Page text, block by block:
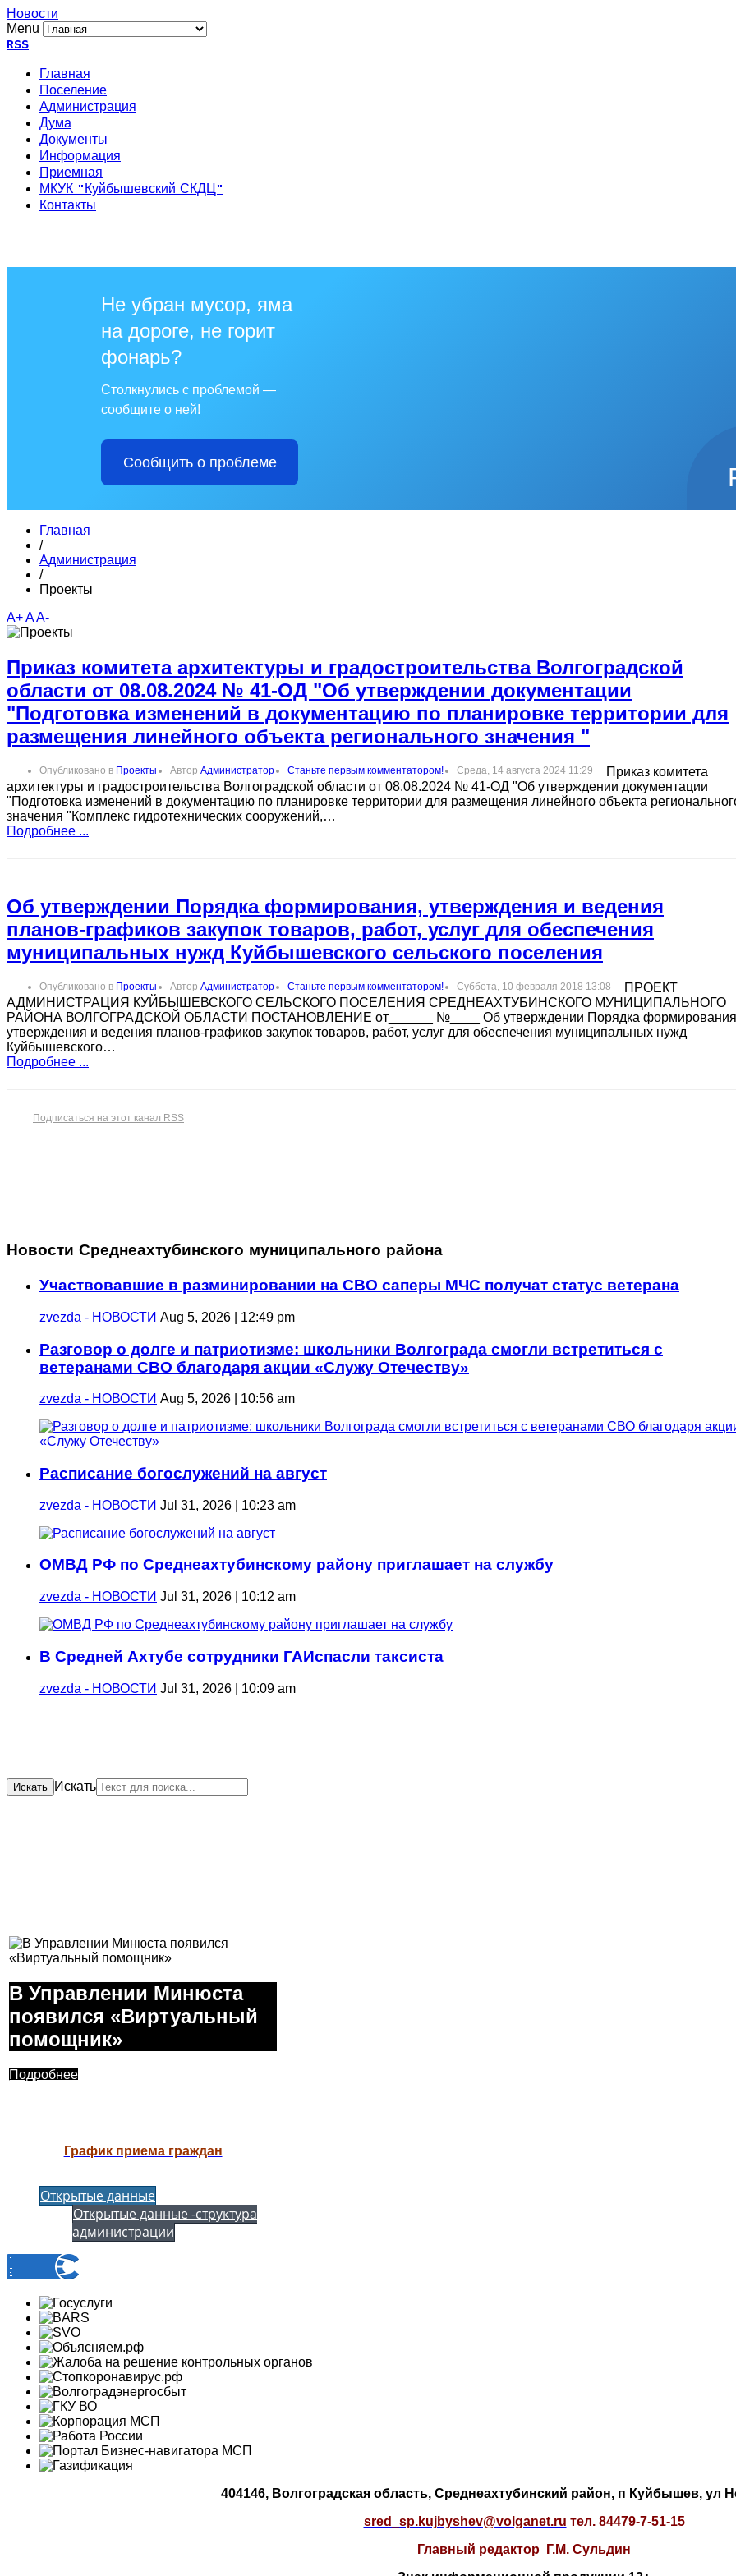
Новости
Menu
RSS
Главная
Поселение
Администрация
Дума
Документы
Информация
Приемная
МКУК "Куйбышевский СКДЦ"
Контакты
Не убран мусор, яма
на дороге, не горит
фонарь?
Столкнулись с проблемой —
сообщите о ней!
Сообщить о проблеме
Главная
/
Администрация
/
Проекты
A+AA-
Приказ комитета архитектуры и градостроительства Волгоградской
области от 08.08.2024 № 41-ОД "Об утверждении документации
"Подготовка изменений в документацию по планировке территории для
размещения линейного объекта регионального значения "
Опубликовано в Проекты Автор Администратор Станьте первым комментатором! Среда, 14 августа 2024 11:29
Приказ комитета
архитектуры и градостроительства Волгоградской области от 08.08.2024 № 41-ОД "Об утверждении документации
"Подготовка изменений в документацию по планировке территории для размещения линейного объекта
значения "Комплекс гидротехнических сооружений,…
Подробнее ...
Об утверждении Порядка формирования, утверждения и ведения
планов-графиков закупок товаров, работ, услуг для обеспечения
муниципальных нужд Куйбышевского сельского поселения
Опубликовано в Проекты Автор Администратор Станьте первым комментатором! Суббота, 10 февраля 2018 13:08
ПРОЕКТ
АДМИНИСТРАЦИЯ КУЙБЫШЕВСКОГО СЕЛЬСКОГО ПОСЕЛЕНИЯ СРЕДНЕАХТУБИНСКОГО МУНИЦИПАЛЬНОГО
РАЙОНА ВОЛГОГРАДСКОЙ ОБЛАСТИ ПОСТАНОВЛЕНИЕ от______ №____ Об утверждении Порядка
утверждения и ведения планов-графиков закупок товаров, работ, услуг для обеспечения муниципальных нужд
Куйбышевского…
Подробнее ...
Подписаться на этот канал RSS
Новости Среднеахтубинского муниципального района
Участвовавшие в разминировании на СВО саперы МЧС получат статус ветерана
zvezda - НОВОСТИ Aug 5, 2026 | 12:49 pm
Разговор о долге и патриотизме: школьники Волгограда смогли встретиться с
ветеранами СВО благодаря акции «Служу Отечеству»
zvezda - НОВОСТИ Aug 5, 2026 | 10:56 am
Расписание богослужений на август
zvezda - НОВОСТИ Jul 31, 2026 | 10:23 am
ОМВД РФ по Среднеахтубинскому району приглашает на службу
zvezda - НОВОСТИ Jul 31, 2026 | 10:12 am
В Средней Ахтубе сотрудники ГАИспасли таксиста
zvezda - НОВОСТИ Jul 31, 2026 | 10:09 am
Искать Искать
В Управлении Минюста
появился «Виртуальный
помощник»
Подробнее
График приема граждан
Открытые данные
Открытые данные -структура
администрации
404146, Волгоградская область, Среднеахтубинский район, п Куйбышев, ул
sred_sp.kujbyshev@volganet.ru тел. 84479-7-51-15
Главный редактор Г.М. Сульдин